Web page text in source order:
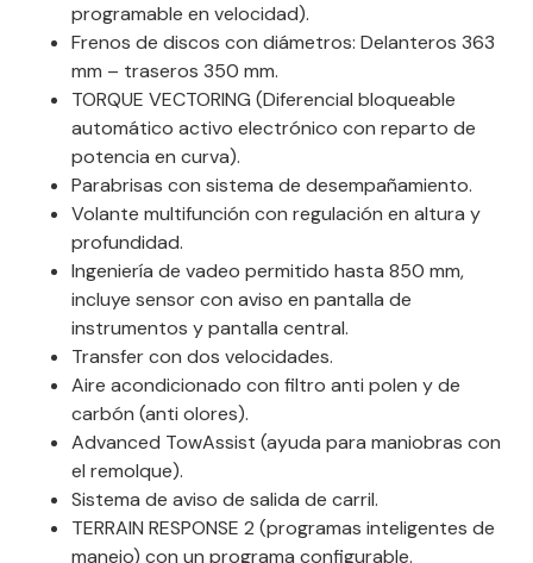
programable en velocidad).
Frenos de discos con diámetros: Delanteros 363
mm – traseros 350 mm.
TORQUE VECTORING (Diferencial bloqueable
automático activo electrónico con reparto de
potencia en curva).
Parabrisas con sistema de desempañamiento.
Volante multifunción con regulación en altura y
profundidad.
Ingeniería de vadeo permitido hasta 850 mm,
incluye sensor con aviso en pantalla de
instrumentos y pantalla central.
Transfer con dos velocidades.
Aire acondicionado con filtro anti polen y de
carbón (anti olores).
Advanced TowAssist (ayuda para maniobras con
el remolque).
Sistema de aviso de salida de carril.
TERRAIN RESPONSE 2 (programas inteligentes de
manejo) con un programa configurable.